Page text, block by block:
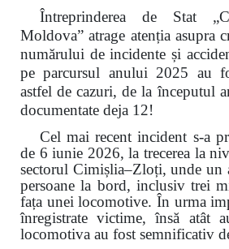
Întreprinderea de Stat
Moldova” atrage atenția asupra
numărului de incidente și
pe parcursul anului 2025 au
astfel de cazuri, de la începutul
documentate deja 12!
Cel mai recent incident s-a
de 6 iunie 2026, la trecerea la
sectorul Cimișlia–Zloți, unde un
persoane la bord, inclusiv trei
fața unei locomotive. În urma
înregistrate victime, însă atât
locomotiva au fost semnificativ